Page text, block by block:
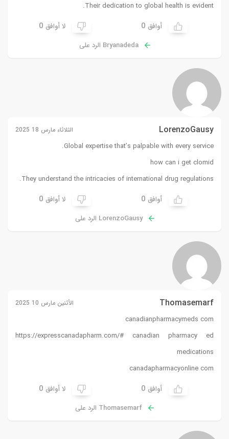
Their dedication to global health is evident.
أوافق 0 لا أوافق 0
Bryanadeda الرد على
LorenzoGausy الثلاثاء مارس 18 2025
Global expertise that’s palpable with every service.
how can i get clomid
They understand the intricacies of international drug regulations.
أوافق 0 لا أوافق 0
LorenzoGausy الرد على
Thomasemarf الأثنين مارس 10 2025
canadianpharmacymeds com
https://expresscanadapharm.com/# canadian pharmacy ed
medications
canadapharmacyonline com
أوافق 0 لا أوافق 0
Thomasemarf الرد على